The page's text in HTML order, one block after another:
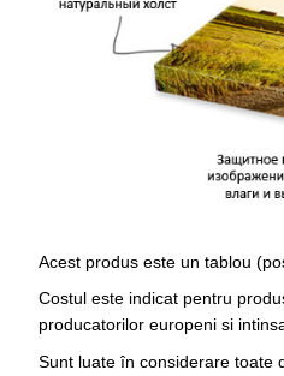
Acest produs este un tablou
Costul este indicat pentru
producatorilor europeni si
Sunt luate în considerare toate